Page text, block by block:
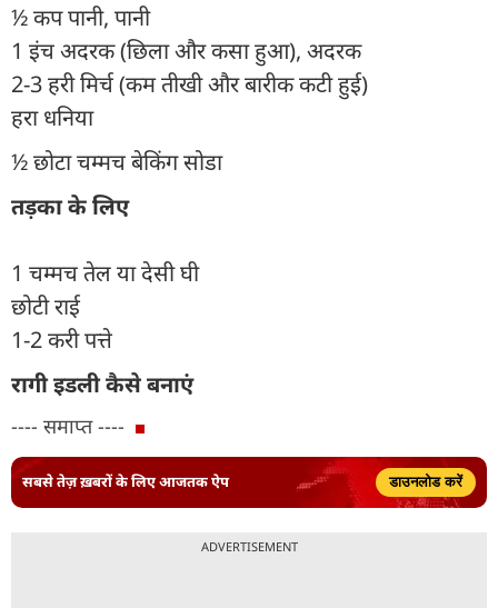
½ कप पानी, पानी
1 इंच अदरक (छिला और कसा हुआ), अदरक
2-3 हरी मिर्च (कम तीखी और बारीक कटी हुई)
हरा धनिया
½ छोटा चम्मच बेकिंग सोडा
तड़का के लिए
1 चम्मच तेल या देसी घी
छोटी राई
1-2 करी पत्ते
रागी इडली कैसे बनाएं
---- समाप्त ----
सबसे तेज़ ख़बरों के लिए आजतक ऐप डाउनलोड करें
ADVERTISEMENT